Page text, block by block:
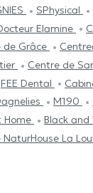
SPhysical
Elamine
de Grâce
Centre de
FEE Dental
M190
Home
Black
La